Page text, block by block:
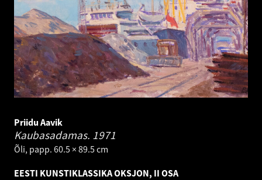
Priidu Aavik
Kaubasadamas. 1971
Õli, papp. 60.5 × 89.5 cm
EESTI KUNSTIKLASSIKA OKSJON, II OSA